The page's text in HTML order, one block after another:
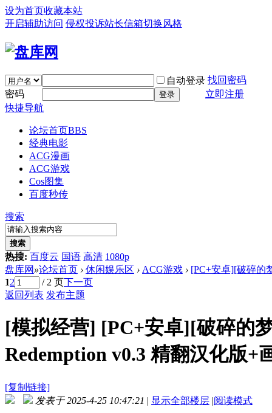
设为首页收藏本站
开启辅助访问 侵权投诉站长信箱切换风格
自动登录 找回密码
密码
登录
立即注册
快捷导航
论坛首页BBS
经典电影
ACG漫画
ACG游戏
Cos图集
百度秒传
搜索
搜索
热搜: 百度云 国语 高清 1080p
盘库网 »论坛首页 › 休闲娱乐区 › ACG游戏 › [PC+安卓][破碎的
12 / 2 页下一页
返回列表 发布主题
[模拟经营] [PC+安卓][破碎的
Redemption v0.3 精翻汉化版
[复制链接]
发表于 2025-4-25 10:47:21 | 显示全部楼层 |阅读模式